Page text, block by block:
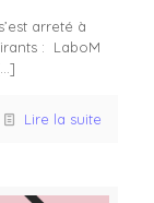
arreté à
: LaboM
Lire la suite